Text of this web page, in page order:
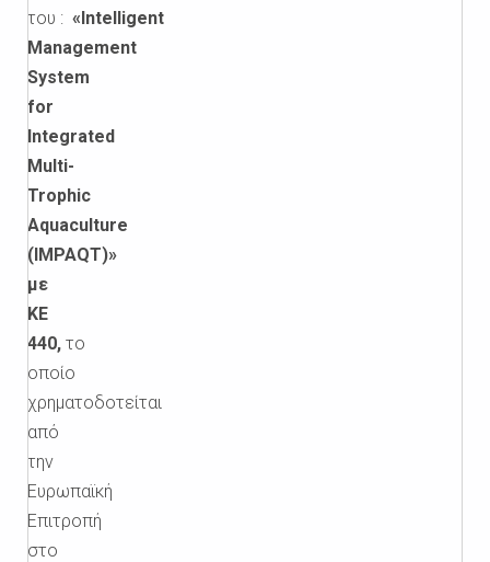
του : «Intelligent
Management
System
for
Integrated
Multi-
Trophic
Aquaculture
(IMPAQT)»
με
ΚΕ
440, το
οποίο
χρηματοδοτείται
από
την
Ευρωπαϊκή
Επιτροπή
στο